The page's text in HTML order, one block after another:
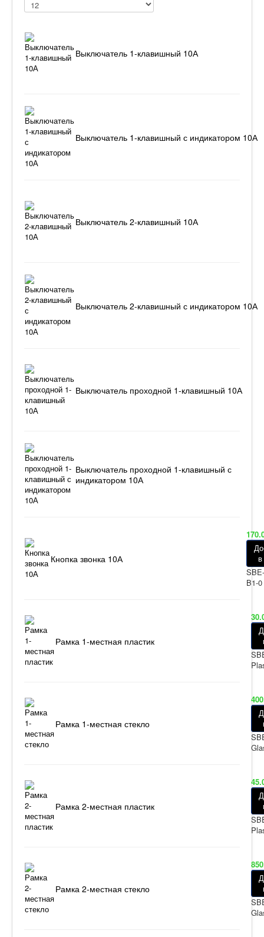
Выключатель 1-клавишный 10А
Выключатель 1-клавишный с индикатором 10А
Выключатель 2-клавишный 10А
Выключатель 2-клавишный с индикатором 10А
Выключатель проходной 1-клавишный 10А
Выключатель проходной 1-клавишный с
индикатором 10А
Кнопка звонка 10А
в
B1-0
Рамка 1-местная пластик
Рамка 1-местная стекло
Рамка 2-местная пластик
Рамка 2-местная стекло